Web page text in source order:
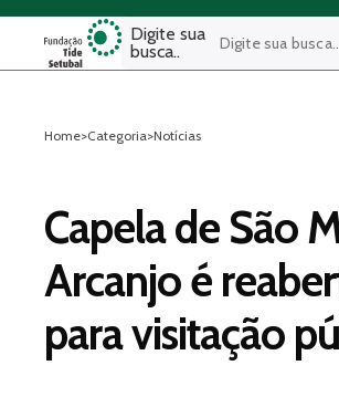
Digite sua
busca..
Home>Categoria>Notícias
Capela de São
Arcanjo é
para visitação